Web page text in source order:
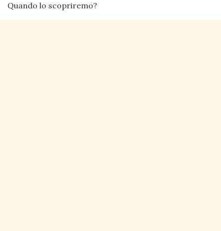
Quando lo scopriremo?